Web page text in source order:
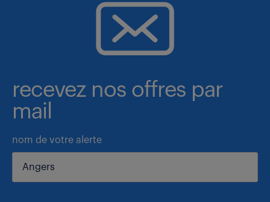
recevez nos offres par
mail
nom de votre alerte